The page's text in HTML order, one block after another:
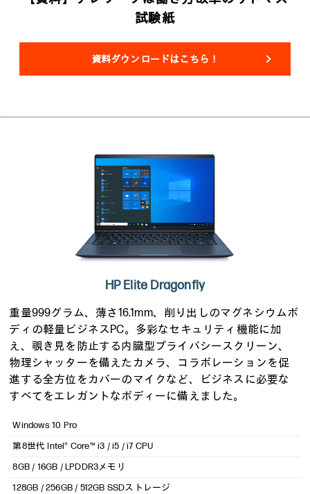
試験紙
資料ダウンロードはこちら！
HP Elite Dragonfly
重量999グラム、薄さ16.1mm、削り出しのマグネシウムボ
ディの軽量ビジネスPC。多彩なセキュリティ機能に加
え、覗き見を防止する内臓型プライバシースクリーン、
物理シャッターを備えたカメラ、コラボレーションを促
進する全方位をカバーのマイクなど、ビジネスに必要な
すべてをエレガントなボディーに備えました。
Windows 10 Pro
第8世代 Intel® Core™ i3 / i5 / i7 CPU
8GB / 16GB / LPDDR3メモリ
128GB / 256GB / 512GB SSDストレージ